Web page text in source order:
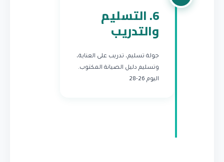
6. التسليم
والتدريب
جولة تسليم، تدريب على العناية،
وتسليم دليل الصيانة المكتوب.
اليوم 26-28